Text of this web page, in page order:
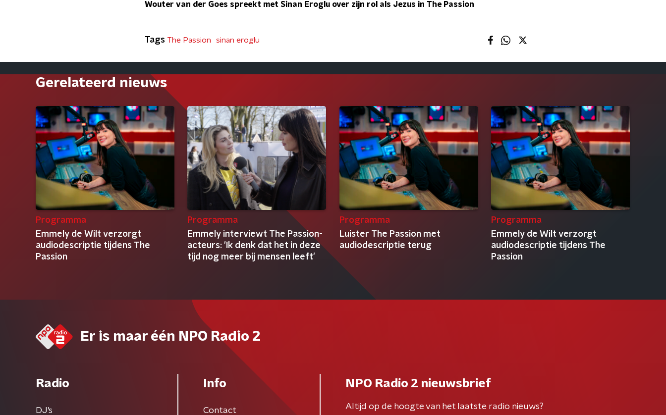
Wouter van der Goes spreekt met Sinan Eroglu over zijn rol als Jezus in The Passion
Tags The Passion sinan eroglu
Gerelateerd nieuws
Programma
Emmely de Wilt verzorgt
audiodescriptie tijdens The
Passion
Programma
Emmely interviewt The Passion-
acteurs: 'Ik denk dat het in deze
tijd nog meer bij mensen leeft'
Programma
Luister The Passion met
audiodescriptie terug
Programma
Emmely de Wilt verzorgt
audiodescriptie tijdens The
Passion
Er is maar één NPO Radio 2
Radio
DJ’s
Info
Contact
NPO Radio 2 nieuwsbrief
Altijd op de hoogte van het laatste radio nieuws?